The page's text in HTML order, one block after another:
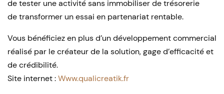
de tester une activité sans immobiliser de trésorerie
de transformer un essai en partenariat rentable.
Vous bénéficiez en plus d’un développement commercial
réalisé par le créateur de la solution, gage d’efficacité et
de crédibilité.
Site internet :Www.qualicreatik.fr